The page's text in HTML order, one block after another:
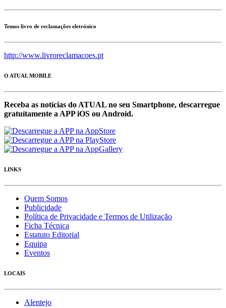
Temos livro de reclamações eletrónico
http://www.livroreclamacoes.pt
O ATUAL MOBILE
Receba as notícias do ATUAL no seu Smartphone, descarregue
gratuítamente a APP iOS ou Android.
LINKS
Quem Somos
Publicidade
Política de Privacidade e Termos de Utilização
Ficha Técnica
Estatuto Editorial
Equipa
Eventos
LOCAIS
Alentejo